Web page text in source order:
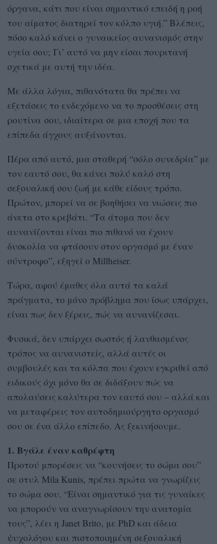
όργανα, κάτι που είναι σημαντικό επειδή η ροή
του αίματος διατηρεί τον κόλπο υγιή.” Βλέπεις,
πόσο καλό κάνει ο γυναικείος αυνανισμός στην
υγεία σου; Γι’ αυτό να μην είσαι πουριτανή
σχετικά με αυτή την ιδέα.
Με άλλα λόγια, πιθανότατα θα πρέπει να
εξετάσεις το ενδεχόμενο να το προσθέσεις στη
ρουτίνα σου, ιδιαίτερα σε μια εποχή που τα
επίπεδα άγχους αυξάνονται.
Πέρα από αυτό, μια σταθερή “σόλο συνεδρία” με
τον εαυτό σου, θα κάνει πολύ καλό στη
σεξουαλική σου ζωή με κάθε είδους τρόπο.
Πρώτον, μπορεί να σε βοηθήσει να νιώσεις πιο
άνετα στο κρεβάτι. “Τα άτομα που δεν
αυνανίζονται είναι πιο πιθανό να έχουν
δυσκολία να φτάσουν στον οργασμό με έναν
σύντροφο”, εξηγεί ο Millheiser.
Τώρα, αφού έμαθες όλα αυτά τα καλά
πράγματα, το μόνο πρόβλημα που ίσως υπάρχει,
είναι πως δεν ξέρεις, πώς να αυνανίζεσαι.
Φυσικά, δεν υπάρχει σωστός ή λανθασμένος
τρόπος να αυνανιστείς, αλλά αυτές οι
συμβουλές και τα κόλπα που έχουν εγκριθεί από
ειδικούς όχι μόνο θα σε διδάξουν πώς να
απολαύσεις καλύτερα τον εαυτό σου – αλλά και
να μεταφέρεις τον αυτοδημιούργητο οργασμό
σου σε ένα άλλο επίπεδο. Ας ξεκινήσουμε.
1. Βγάλε έναν καθρέφτη
Προτού μπορέσεις να “κουνήσεις το σώμα σου”
σε στυλ Mila Kunis, πρέπει πρώτα να γνωρίζεις
το σώμα σου. “Είναι σημαντικό για τις γυναίκες
να μπορούν να αναγνωρίσουν την ανατομία
τους”, λέει η Janet Brito, με PhD και άδεια
ψυχολόγου και πιστοποιημένη σεξουαλική